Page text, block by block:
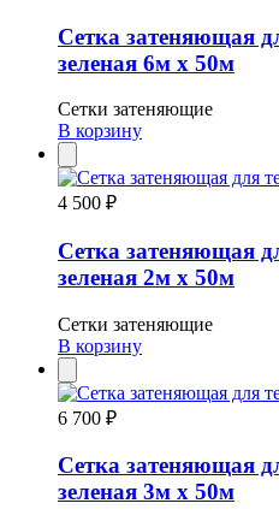
Сетка затеняющая
зеленая 6м х 50м
Сетки затеняющие
В корзину
4 500 ₽
Сетка затеняющая
зеленая 2м х 50м
Сетки затеняющие
В корзину
6 700 ₽
Сетка затеняющая
зеленая 3м х 50м